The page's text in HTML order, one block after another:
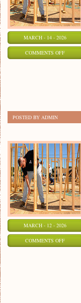
MARCH - 14 - 2026
COMMENTS OFFON
POSTED BY ADMIN
MARCH - 12 - 2026
COMMENTS OFFON